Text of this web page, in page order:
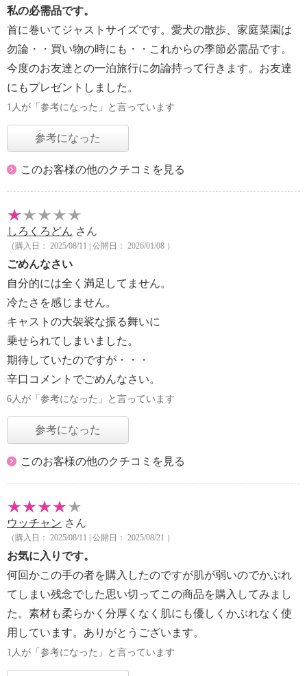
私の必需品です。
首に巻いてジャストサイズです。愛犬の散歩、家庭菜園は
勿論・・買い物の時にも・・これからの季節必需品です。
今度のお友達との一泊旅行に勿論持って行きます。お友達
にもプレゼントしました。
1人が「参考になった」と言っています
参考になった
このお客様の他のクチコミを見る
しろくろどん さん
（購入日： 2025/08/11 | 公開日： 2026/01/08 ）
ごめんなさい
自分的には全く満足してません。
冷たさを感じません。
キャストの大袈裟な振る舞いに
乗せられてしまいました。
期待していたのですが・・・
辛口コメントでごめんなさい。
6人が「参考になった」と言っています
参考になった
このお客様の他のクチコミを見る
ウッチャン さん
（購入日： 2025/08/11 | 公開日： 2025/08/21 ）
お気に入りです。
何回かこの手の者を購入したのですが肌が弱いのでかぶれ
てしまい残念でした思い切ってこの商品を購入してみまし
た。素材も柔らかく分厚くなく肌にも優しくかぶれなく使
用しています。ありがとうございます。
1人が「参考になった」と言っています